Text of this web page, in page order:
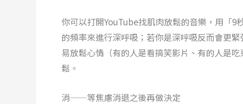
你可以打開YouTube找肌肉放鬆的音樂，用「9
的頻率來進行深呼吸；若你是深呼吸反而會更
易放鬆心情（有的人是看搞笑影片、有的人是
鬆。
消——等焦慮消退之後再做決定